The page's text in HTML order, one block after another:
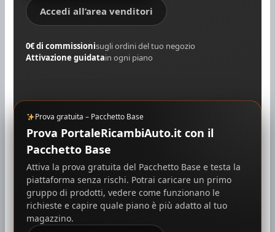
Accedi all’area venditori
0€ di commissionisugli ordini del tuo negozio
Attivazione guidatain ogni piano
Prova gratuita – Pacchetto Base
Prova PortaleRicambiAuto.it con il
Pacchetto Base
Attiva la prova gratuita del Pacchetto Base e testa la
piattaforma senza rischi. Potrai caricare un primo
gruppo di prodotti, vedere come funzionano le
richieste e capire quale piano è più adatto al tuo
magazzino.